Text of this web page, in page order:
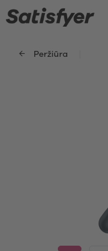
Peržiūra